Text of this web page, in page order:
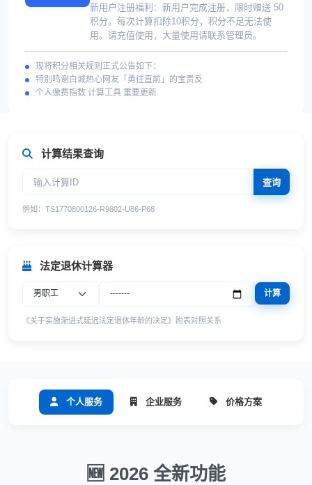
新用户注册福利：新用户完成注册，限时赠送 50
积分。每次计算扣除10积分，积分不足无法使
用。请充值使用，大量使用请联系管理员。
现将积分相关规则正式公告如下：
特别鸣谢白城热心网友「勇往直前」的宝贵反
个人缴费指数 计算工具 重要更新
计算结果查询
查询
例如：TS1770800126-R9802-U86-P68
法定退休计算器
计算
《关于实施渐进式延迟法定退休年龄的决定》附表对照关系
个人服务 企业服务 价格方案
🆕 2026 全新功能